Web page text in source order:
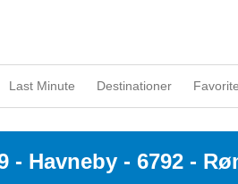
Last Minute Destinationer
- Havneby - 6792 -